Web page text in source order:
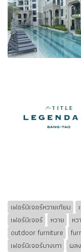
เฟอร์นิเจอร์หวายเทียม
เฟอร์นิเจอร์
หวาย หว
outdoor furniture
เฟอร์นิเจอร์บางเทา
ผล